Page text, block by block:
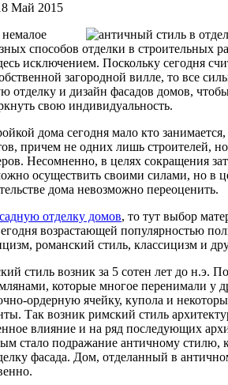
Май 2015
немалое
способов отделки в строительных
исключением. Поскольку сегодня
загородной вилле, то все
отделку и дизайн фасадов домов,
свою индивидуальность.
дома сегодня мало кто
причем не одних лишь строителей,
Несомненно, в целях сокращения
осуществить своими силами, но в
дома невозможно переоценить.
отделку домов, то тут выбор
возрастающей популярностью
романский стиль, классицизм и
стиль возник за 5 сотен лет до н.э.
которые многое перенимали у
ордерную ячейку, купола и
Так возник римский стиль
влияние и на ряд последующих
стало подражание античному стилю,
фасада. Дом, отделанный в